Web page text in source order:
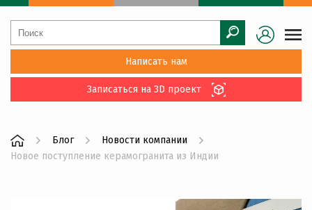
Написать нам
Записаться на 3D проект
Блог
Новости компании
Новое поступление керамогранита из Индии